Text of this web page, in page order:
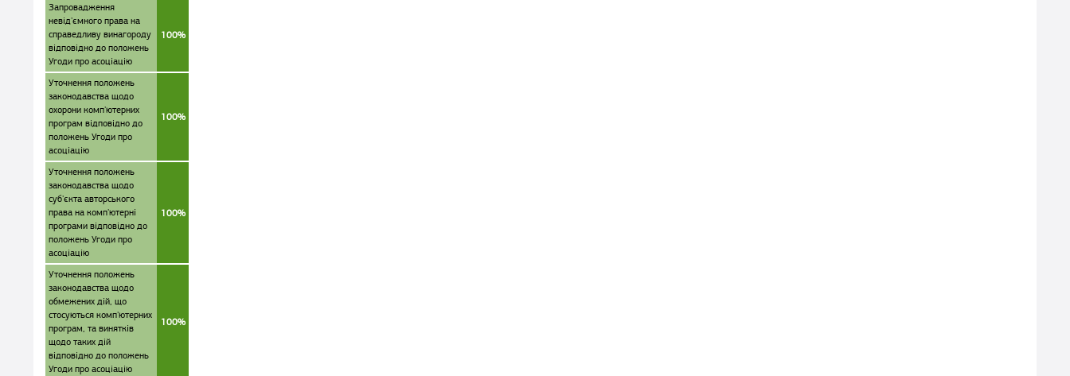
Запровадження
невід'ємного права на
справедливу винагороду
відповідно до положень
Угоди про асоціацію
100%
Уточнення положень
законодавства щодо
охорони комп'ютерних
програм відповідно до
положень Угоди про
асоціацію
100%
Уточнення положень
законодавства щодо
суб'єкта авторського
права на комп'ютерні
програми відповідно до
положень Угоди про
асоціацію
100%
Уточнення положень
законодавства щодо
обмежених дій, що
стосуються комп'ютерних
програм, та винятків
щодо таких дій
відповідно до положень
Угоди про асоціацію
100%